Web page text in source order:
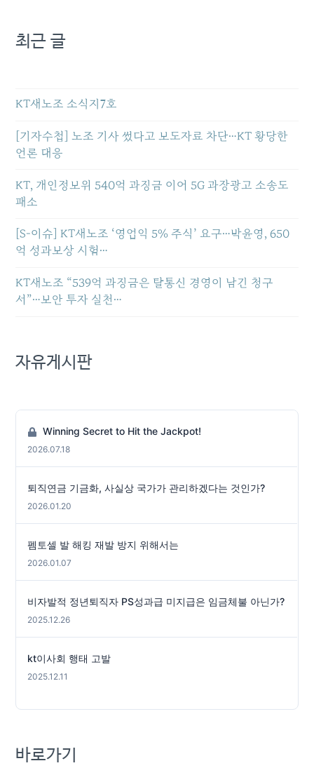
최근 글
KT새노조 소식지7호
[기자수첩] 노조 기사 썼다고 보도자료 차단…KT 황당한
언론 대응
KT, 개인정보위 540억 과징금 이어 5G 과장광고 소송도
패소
[S-이슈] KT새노조 ‘영업익 5% 주식’ 요구…박윤영, 650
억 성과보상 시험…
KT새노조 “539억 과징금은 탈통신 경영이 남긴 청구
서”…보안 투자 실천…
자유게시판
Winning Secret to Hit the Jackpot!
2026.07.18
퇴직연금 기금화, 사실상 국가가 관리하겠다는 것인가?
2026.01.20
펨토셀 발 해킹 재발 방지 위해서는
2026.01.07
비자발적 정년퇴직자 PS성과급 미지급은 임금체불 아닌가?
2025.12.26
kt이사회 행태 고발
2025.12.11
바로가기